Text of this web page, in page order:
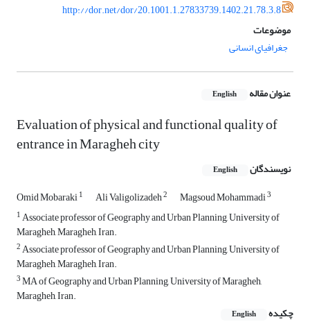
http://dor.net/dor/20.1001.1.27833739.1402.21.78.3.8
موضوعات
جغرافیای انسانی
عنوان مقاله English
Evaluation of physical and functional quality of
entrance in Maragheh city
نویسندگان English
Omid Mobaraki1 Ali Valigolizadeh2 Magsoud Mohammadi3
1Associate professor of Geography and Urban Planning, University of
Maragheh, Maragheh, Iran.
2Associate professor of Geography and Urban Planning, University of
Maragheh, Maragheh, Iran.
3MA of Geography and Urban Planning, University of Maragheh,
Maragheh, Iran.
چکیده
English